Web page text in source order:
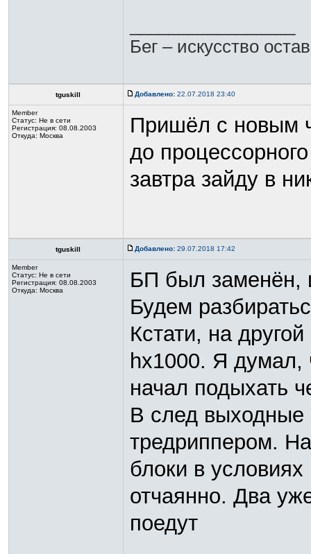
Бег – искусство
tguskill Добавлено: 22.07.2018 23:40
Member
Статус: Не в сети
Регистрация: 08.08.2003
Откуда: Москва
Пришёл с новым
до
завтра зайду в
tguskill Добавлено: 29.07.2018 17:42
Member
Статус: Не в сети
Регистрация: 08.08.2003
Откуда: Москва
БП был заменён,
Будем
Кстати, на
hx1000. Я думал,
начал подыхать
В след выходные
тредриппером.
блоки в
отчаянно. Два
поедут